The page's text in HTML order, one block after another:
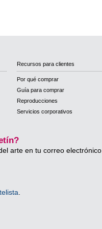
Recursos para clientes
Por qué comprar
Guía para comprar
Reproducciones
Servicios corporativos
arte en tu correo electrónico